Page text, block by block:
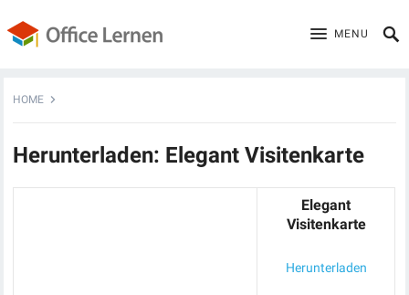
MENU
HOME
Herunterladen: Elegant Visitenkarte
Elegant
Visitenkarte
Herunterladen